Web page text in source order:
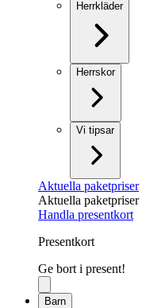
Herrkläder
Herrskor
Vi tipsar
Aktuella paketpriser
Aktuella paketpriser
Handla presentkort
Presentkort
Ge bort i present!
Barn